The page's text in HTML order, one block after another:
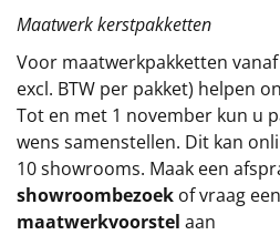
Per stuk
Alle overige
Maatwerk kerstpakketten
Voor maatwerkpakketten
excl. BTW per pakket) helpen
Tot en met 1 november kun u
wens samenstellen. Dit kan
10 showrooms. Maak een
showroombezoek of vraag
maatwerkvoorstel aan